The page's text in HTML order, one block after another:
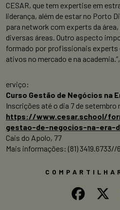
CESAR, que tem expertise em
liderança, além de estar no Porto
para network com experts da
diversas áreas. Outro aspecto
formado por profissionais experts
ativos no mercado e na
erviço:
Curso Gestão de Negócios na
Inscrições até o dia 7 de setembro
https://www.cesar.school/
gestao-de-negocios-na-era-
Cais do Apolo, 77
Mais informações: (81) 3419.6733//